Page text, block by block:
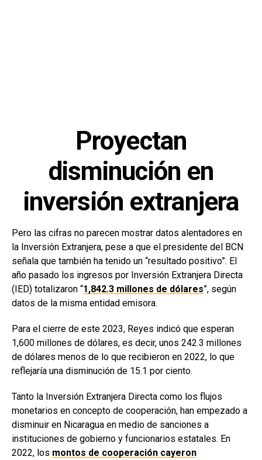
Proyectan
disminución en
inversión extranjera
Pero las cifras no parecen mostrar datos alentadores en
la Inversión Extranjera, pese a que el presidente del BCN
señala que también ha tenido un “resultado positivo”. El
año pasado los ingresos por Inversión Extranjera Directa
(IED) totalizaron “1,842.3 millones de dólares”, según
datos de la misma entidad emisora.
Para el cierre de este 2023, Reyes indicó que esperan
1,600 millones de dólares, es decir, unos 242.3 millones
de dólares menos de lo que recibieron en 2022, lo que
reflejaría una disminución de 15.1 por ciento.
Tanto la Inversión Extranjera Directa como los flujos
monetarios en concepto de cooperación, han empezado a
disminuir en Nicaragua en medio de sanciones a
instituciones de gobierno y funcionarios estatales. En
2022, los montos de cooperación cayeron